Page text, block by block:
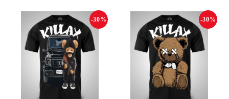
-30% -30%